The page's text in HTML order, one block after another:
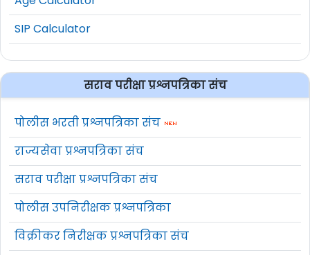
SIP Calculator
सराव परीक्षा प्रश्नपत्रिका संच
पोलीस भरती प्रश्नपत्रिका संच
राज्यसेवा प्रश्नपत्रिका संच
सराव परीक्षा प्रश्नपत्रिका संच
पोलीस उपनिरीक्षक प्रश्नपत्रिका
विक्रीकर निरीक्षक प्रश्नपत्रिका संच